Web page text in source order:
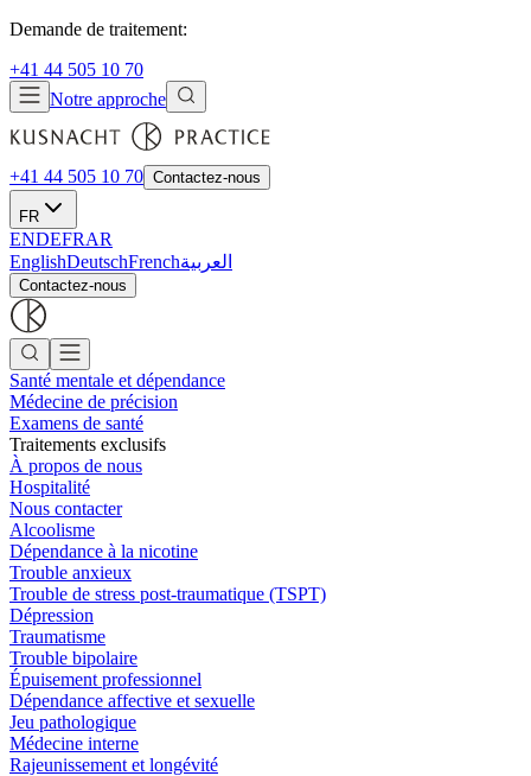
Demande de traitement:
+41 44 505 10 70
Notre approche
+41 44 505 10 70 Contactez-nous
FR
ENDEFRAR
EnglishDeutschFrenchالعربية
Contactez-nous
Santé mentale et dépendance
Médecine de précision
Examens de santé
Traitements exclusifs
À propos de nous
Hospitalité
Nous contacter
Alcoolisme
Dépendance à la nicotine
Trouble anxieux
Trouble de stress post-traumatique (TSPT)
Dépression
Traumatisme
Trouble bipolaire
Épuisement professionnel
Dépendance affective et sexuelle
Jeu pathologique
Médecine interne
Rajeunissement et longévité